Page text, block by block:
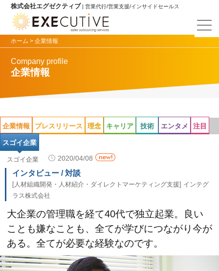
株式会社エグゼクティブ | 営業代行/営業支援/インサイドセールス
ホーム >企業情報
Company profile
企業情報
企業情報 プレスリリース 理念 キャリア 技術 エンタメ 注目
スゴイ企業
スゴイ企業 2020/04/08
インタビュー / 対談
[人材組織開発・人材紹介・ダイレクトマーケティング支援] インテグ
ラス株式会社
大企業の管理職を経て40代で独立起業。良い
ことも嫌なことも、全てが学びにつながり今が
ある。全てが必要な経験なのです。